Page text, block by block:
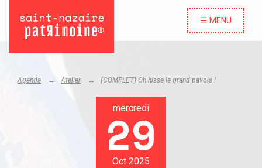
☰ MENU
Agenda Atelier (COMPLET) Oh hisse le grand pavois !
mercredi
29
Oct 2025